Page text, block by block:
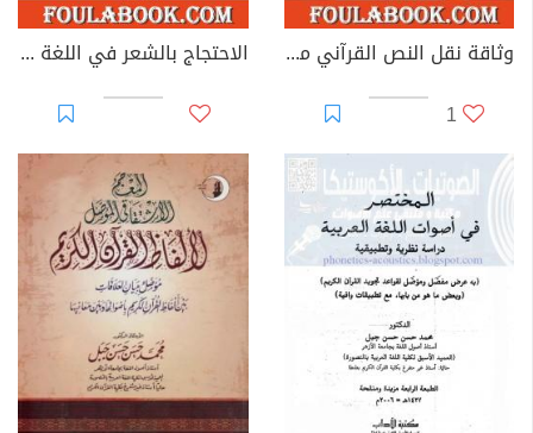
وثاقة نقل النص القرآني من رسول الله صلى الله عليه وسلم إلى امته
1
الاحتجاج بالشعر في اللغة الواقع ودلالته